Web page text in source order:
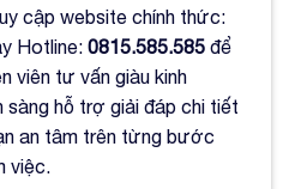
cập website chính thức:
Hotline: 0815.585.585 để
viên tư vấn giàu kinh
sàng hỗ trợ giải đáp chi tiết
an tâm trên từng bước
việc.